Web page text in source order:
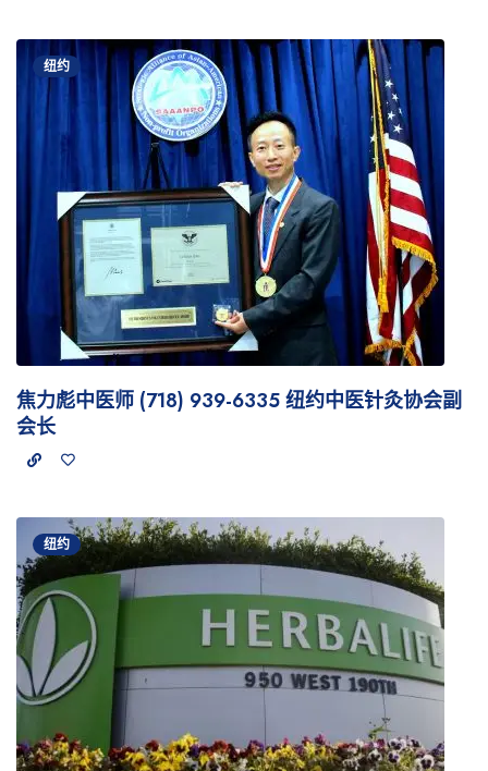
纽约
焦力彪中医师 (718) 939-6335 纽约中医针灸协会副
会长
纽约